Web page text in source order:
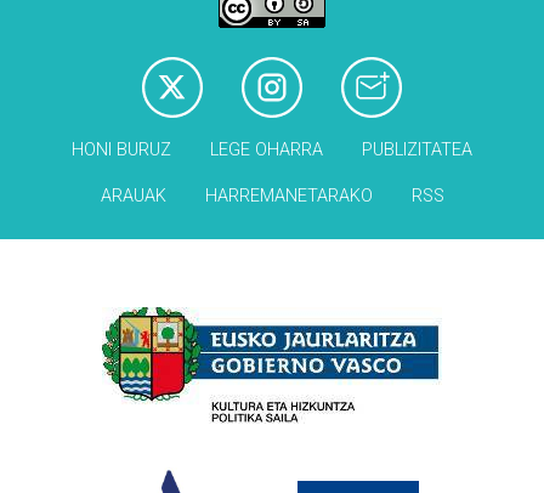
HONI BURUZ LEGE OHARRA PUBLIZITATEA
ARAUAK HARREMANETARAKO RSS